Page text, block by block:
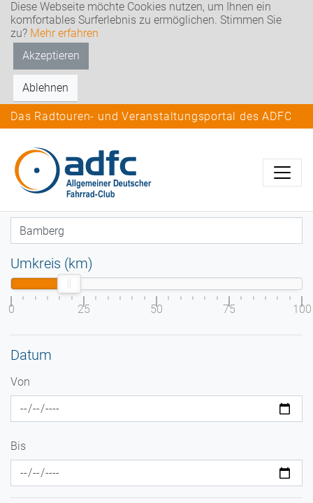
Diese Webseite möchte Cookies nutzen, um Ihnen ein
komfortables Surferlebnis zu ermöglichen. Stimmen Sie
zu? Mehr erfahren
Akzeptieren
Ablehnen
Das Radtouren- und Veranstaltungsportal des ADFC
Umkreis (km)
0 25 50 75 100
Datum
Von
Bis